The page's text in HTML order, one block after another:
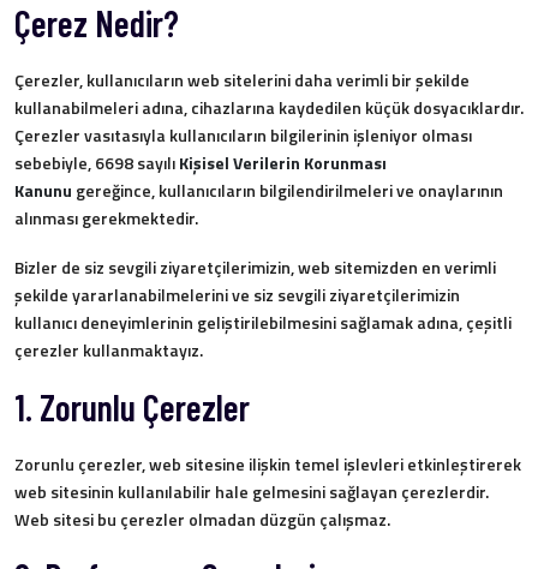
Çerez Nedir?
Çerezler, kullanıcıların web sitelerini daha verimli bir şekilde
kullanabilmeleri adına, cihazlarına kaydedilen küçük dosyacıklardır.
Çerezler vasıtasıyla kullanıcıların bilgilerinin işleniyor olması
sebebiyle, 6698 sayılıKişisel Verilerin Korunması
Kanunu gereğince, kullanıcıların bilgilendirilmeleri ve onaylarının
alınması gerekmektedir.
Bizler de siz sevgili ziyaretçilerimizin, web sitemizden en verimli
şekilde yararlanabilmelerini ve siz sevgili ziyaretçilerimizin
kullanıcı deneyimlerinin geliştirilebilmesini sağlamak adına, çeşitli
çerezler kullanmaktayız.
1. Zorunlu Çerezler
Zorunlu çerezler, web sitesine ilişkin temel işlevleri etkinleştirerek
web sitesinin kullanılabilir hale gelmesini sağlayan çerezlerdir.
Web sitesi bu çerezler olmadan düzgün çalışmaz.